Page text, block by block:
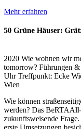
Mehr erfahren
50 Grüne Häuser:
2020 Wie wohnen wir
tomorrow? Führungen &
Uhr Treffpunkt: Ecke
Wien
Wie können
werden? Das
zukunftsweisende
erste Umsetzungen